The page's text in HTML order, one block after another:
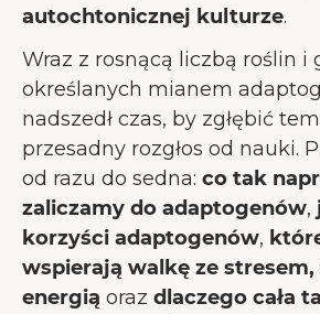
autochtonicznej kulturze.
Wraz z rosnącą liczbą roślin i
określanych mianem
nadszedł czas, by zgłębić
przesadny rozgłos od nauki.
od razu do sedna: co tak
zaliczamy do adaptogenów,
korzyści adaptogenów,
wspierają walkę ze
energią oraz dlaczego cała